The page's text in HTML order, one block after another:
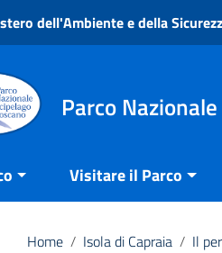
dell'Ambiente e della
Parco
Visitare il Parco
Home / Isola di Capraia / Il